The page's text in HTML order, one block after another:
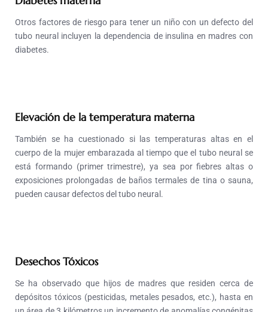
Otros factores de riesgo para tener un niño con un defecto del
tubo neural incluyen la dependencia de insulina en madres con
diabetes.
Elevación de la temperatura materna
También se ha cuestionado si las temperaturas altas en el
cuerpo de la mujer embarazada al tiempo que el tubo neural se
está formando (primer trimestre), ya sea por fiebres altas o
exposiciones prolongadas de baños termales de tina o sauna,
pueden causar defectos del tubo neural.
Desechos Tóxicos
Se ha observado que hijos de madres que residen cerca de
depósitos tóxicos (pesticidas, metales pesados, etc.), hasta en